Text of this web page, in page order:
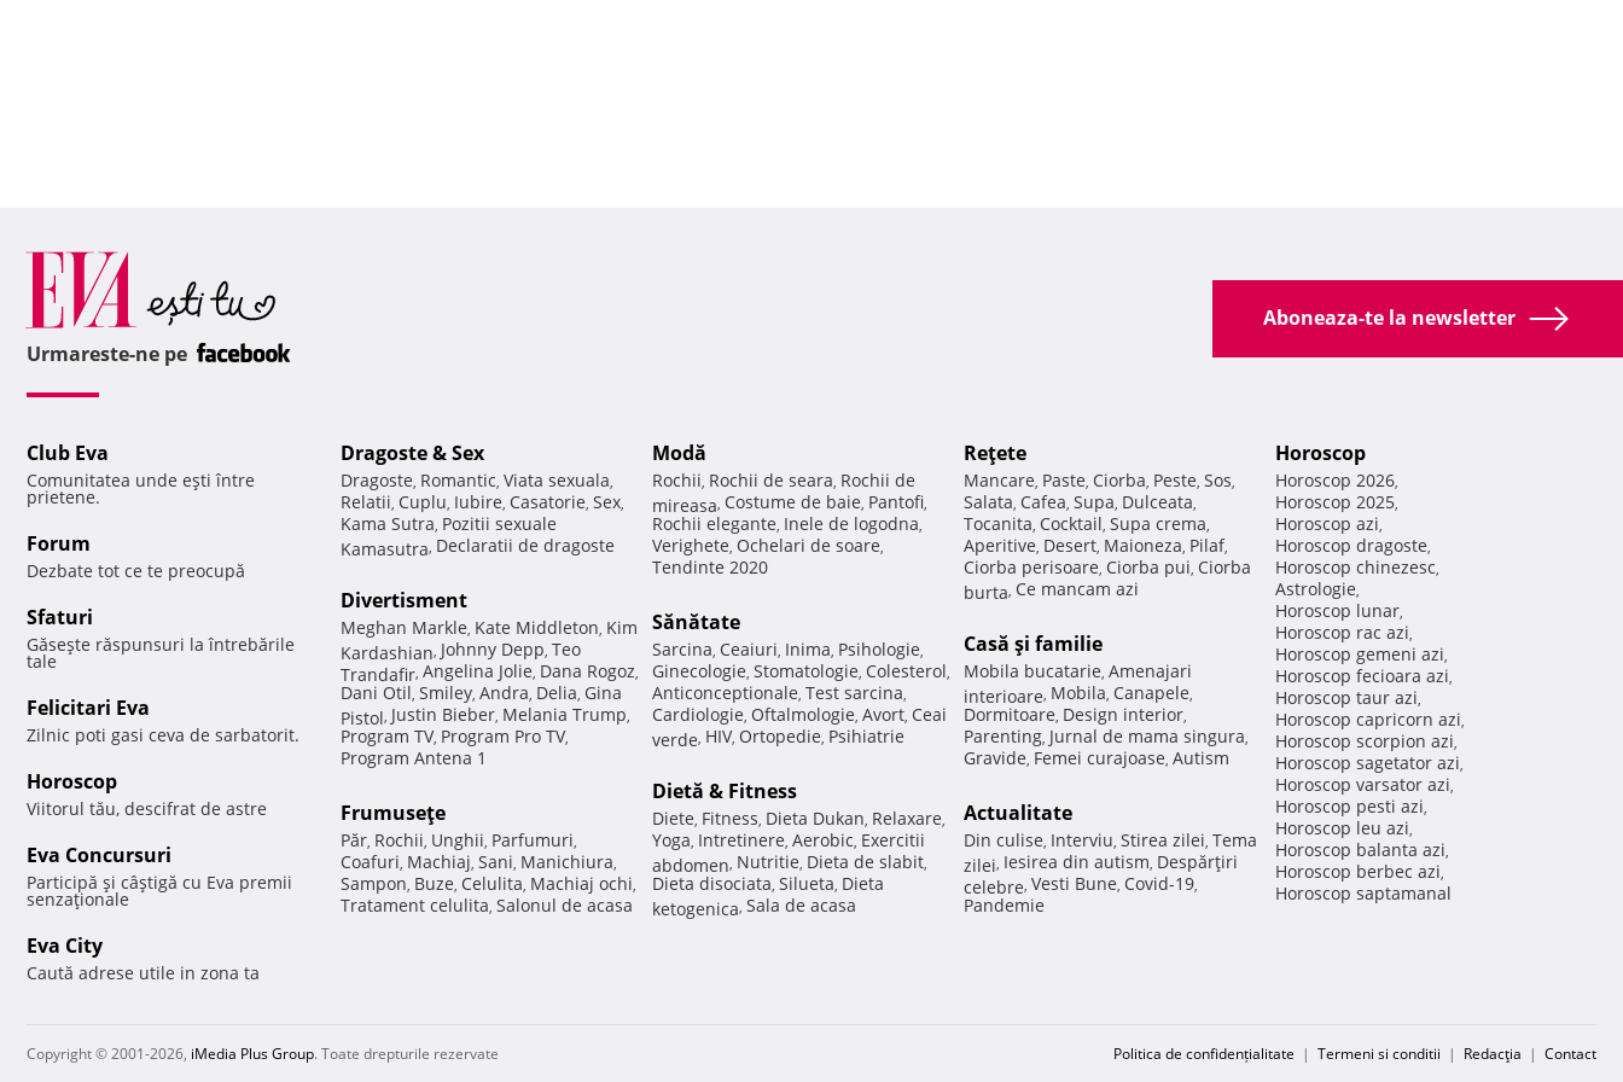
Aboneaza-te la newsletter
Urmareste-ne pe
Club Eva
Comunitatea unde eşti între
prietene.
Forum
Dezbate tot ce te preocupă
Sfaturi
Găseşte răspunsuri la întrebările
tale
Felicitari Eva
Zilnic poti gasi ceva de sarbatorit.
Horoscop
Viitorul tău, descifrat de astre
Eva Concursuri
Participă şi câştigă cu Eva premii
senzaţionale
Eva City
Caută adrese utile in zona ta
Dragoste & Sex
Dragoste, Romantic, Viata sexuala,
Relatii, Cuplu, Iubire, Casatorie, Sex,
Kama Sutra, Pozitii sexuale
Kamasutra, Declaratii de dragoste
Divertisment
Meghan Markle, Kate Middleton, Kim
Kardashian, Johnny Depp, Teo
Trandafir, Angelina Jolie, Dana Rogoz,
Dani Otil, Smiley, Andra, Delia, Gina
Pistol, Justin Bieber, Melania Trump,
Program TV, Program Pro TV,
Program Antena 1
Frumuseţe
Păr, Rochii, Unghii, Parfumuri,
Coafuri, Machiaj, Sani, Manichiura,
Sampon, Buze, Celulita, Machiaj ochi,
Tratament celulita, Salonul de acasa
Modă
Rochii, Rochii de seara, Rochii de
mireasa, Costume de baie, Pantofi,
Rochii elegante, Inele de logodna,
Verighete, Ochelari de soare,
Tendinte 2020
Sănătate
Sarcina, Ceaiuri, Inima, Psihologie,
Ginecologie, Stomatologie, Colesterol,
Anticonceptionale, Test sarcina,
Cardiologie, Oftalmologie, Avort, Ceai
verde, HIV, Ortopedie, Psihiatrie
Dietă & Fitness
Diete, Fitness, Dieta Dukan, Relaxare,
Yoga, Intretinere, Aerobic, Exercitii
abdomen, Nutritie, Dieta de slabit,
Dieta disociata, Silueta, Dieta
ketogenica, Sala de acasa
Reţete
Mancare, Paste, Ciorba, Peste, Sos,
Salata, Cafea, Supa, Dulceata,
Tocanita, Cocktail, Supa crema,
Aperitive, Desert, Maioneza, Pilaf,
Ciorba perisoare, Ciorba pui, Ciorba
burta, Ce mancam azi
Casă şi familie
Mobila bucatarie, Amenajari
interioare, Mobila, Canapele,
Dormitoare, Design interior,
Parenting, Jurnal de mama singura,
Gravide, Femei curajoase, Autism
Actualitate
Din culise, Interviu, Stirea zilei, Tema
zilei, Iesirea din autism, Despărţiri
celebre, Vesti Bune, Covid-19,
Pandemie
Horoscop
Horoscop 2026,
Horoscop 2025,
Horoscop azi,
Horoscop dragoste,
Horoscop chinezesc,
Astrologie,
Horoscop lunar,
Horoscop rac azi,
Horoscop gemeni azi,
Horoscop fecioara azi,
Horoscop taur azi,
Horoscop capricorn azi,
Horoscop scorpion azi,
Horoscop sagetator azi,
Horoscop varsator azi,
Horoscop pesti azi,
Horoscop leu azi,
Horoscop balanta azi,
Horoscop berbec azi,
Horoscop saptamanal
Copyright © 2001-2026, iMedia Plus Group. Toate drepturile rezervate Politica de confidențialitate | Termeni si conditii | Redacţia | Contact